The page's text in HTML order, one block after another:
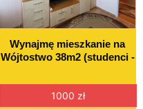
Wynajmę mieszkanie na
Wójtostwo 38m2 (studenci -
1000 zł